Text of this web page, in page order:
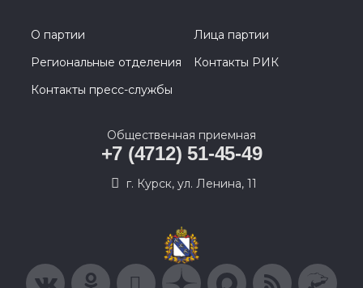
О партии
Лица партии
Региональные отделения
Контакты РИК
Контакты пресс-службы
Общественная приемная
+7 (4712) 51-45-49
г. Курск, ул. Ленина, 11